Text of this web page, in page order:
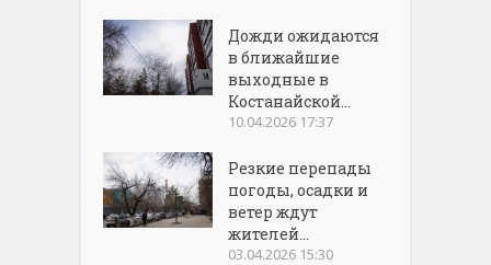
Дожди ожидаются
в ближайшие
выходные в
Костанайской...
10.04.2026 17:37
Резкие перепады
погоды, осадки и
ветер ждут
жителей...
03.04.2026 15:30